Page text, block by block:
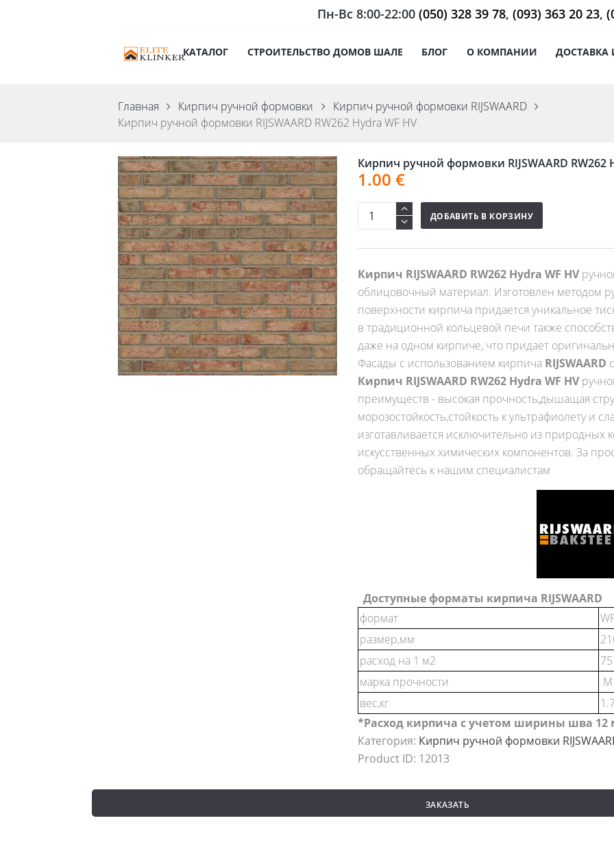
Пн-Вс 8:00-22:00 (050) 328 39 78, (093) 363 20 23,
КАТАЛОГ СТРОИТЕЛЬСТВО ДОМОВ ШАЛЕ БЛОГ О КОМПАНИИ ДОСТАВКА
Главная Кирпич ручной формовки
Кирпич ручной формовки RIJSWAARD
Кирпич ручной формовки RIJSWAARD RW262 Hydra WF HV
Кирпич ручной формовки RIJSWAARD RW262
1.00 €
ДОБАВИТЬ В КОРЗИНУ
Кирпич RIJSWAARD RW262 Hydra WF HV
облицовочный материал. Изготовлен методом
поверхности кирпича придается уникальное
в традиционной кольцевой печи также
даже на одном кирпиче, что придает
Фасады с использованием кирпича RIJSWAARD
Кирпич RIJSWAARD RW262 Hydra WF HV
преимуществ - высокая прочность,дышащая
морозостойкость,стойкость к ультрафиолету и
изготавливается исключительно из природных
искусственных химических компонентов. За
обращайтесь к нашим специалистам
Доступные форматы кирпича RIJSWAARD
формат
размер,мм
расход на 1 м2
марка прочности
М
вес,кг
*Расход кирпича с учетом ширины шва 12
Категория: Кирпич ручной формовки
Product ID: 12013
ЗАКАЗАТЬ